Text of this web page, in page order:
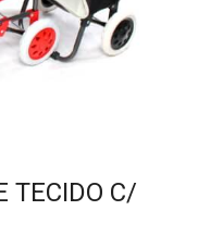
TECIDO C/